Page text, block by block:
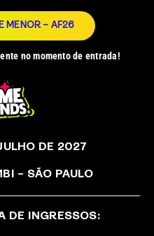
MENOR – AF26
no momento de entrada!
DE 2027
– SÃO PAULO
DE INGRESSOS: